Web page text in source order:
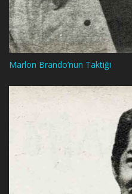
Marlon Brando’nun Taktiği